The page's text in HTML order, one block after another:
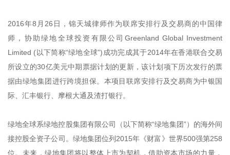
2016年8月26日，锦天城律师作为联席安排行及交易商的中国律
师，协助绿地全球投资有限公司Greenland Global Investment
Limited (以下简称“绿地全球”)成功完成其于2014年在香港联合交易
所设立的30亿美元中期票据计划的更新，该计划项下历次发行的票
据由绿地集团进行跨境担保。本项目联席安排行及交易商为中银国
际、汇丰银行、摩根大通及渣打银行。
绿地全球系绿地控股集团有限公司（以下简称“绿地集团”）的海外间
接控股全资子公司。绿地集团位列2015年《财富》世界500强第258
位。未来，绿地集团将以整体上市为契机，借助资本市场的力量，